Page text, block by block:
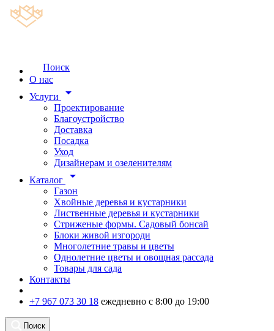
Поиск
О нас
Услуги
arrow_drop_down
Проектирование
Благоустройство
Доставка
Посадка
Уход
Дизайнерам и озеленителям
Каталог
arrow_drop_down
Газон
Хвойные деревья и кустарники
Лиственные деревья и кустарники
Стриженые формы. Садовый бонсай
Блоки живой изгороди
Многолетние травы и цветы
Однолетние цветы и овощная рассада
Товары для сада
Контакты
+7 967 073 30 18 ежедневно с 8:00 до 19:00
Поиск